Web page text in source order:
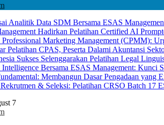
Analitik Data SDM Bersama ESAS
Hadirkan Pelatihan Certified AI
Marketing Management (CPMM):
Pelatihan CPAS, Peserta Dalami Akuntansi
Sukses Selenggarakan Pelatihan Legal
Bersama ESAS Management: Kunci
Membangun Dasar Pengadaan yang
& Seleksi: Pelatihan CRSO Batch 17
7